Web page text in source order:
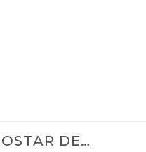
DE…